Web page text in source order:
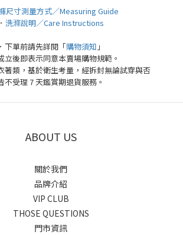
尺寸測量方式／Measuring Guide
． 洗滌說明／Care Instructions
．下單前請先詳閱「購物須知 」
立後即表示同意本賣場購物規範。
著類，基於衛生考量，經拆封無論試穿與否
不受理 7 天鑑賞期退貨服務。
ABOUT US
關於我們
品牌介紹
VIP CLUB
THOSE QUESTIONS
門市資訊